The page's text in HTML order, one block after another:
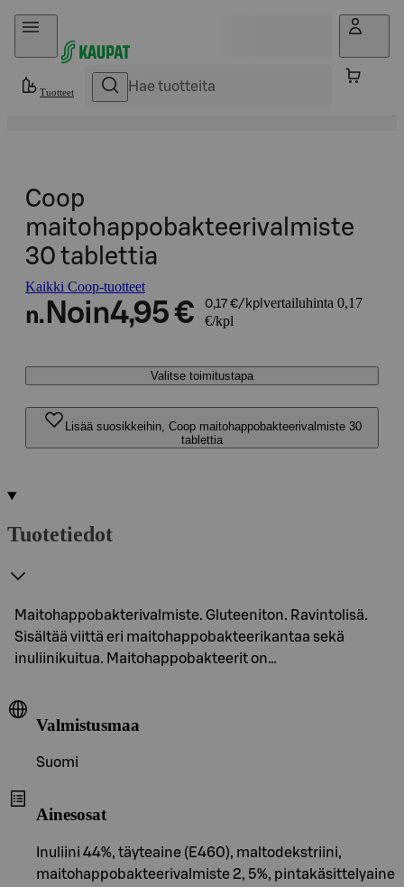
Hyppää sisältöön
Tuotteet
Coop
maitohappobakteerivalmiste
30 tablettia
Kaikki Coop-tuotteet
n. Noin4,95 € 0,17 €/kpl vertailuhinta 0,17
€/kpl
Valitse toimitustapa
Lisää suosikkeihin, Coop maitohappobakteerivalmiste 30
tablettia
Tuotetiedot
Maitohappobakterivalmiste. Gluteeniton. Ravintolisä.
Sisältää viittä eri maitohappobakteerikantaa sekä
inuliinikuitua. Maitohappobakteerit on…
Valmistusmaa
Suomi
Ainesosat
Inuliini 44%, täyteaine (E460), maltodekstriini,
maitohappobakteerivalmiste 2, 5%, pintakäsittelyaine